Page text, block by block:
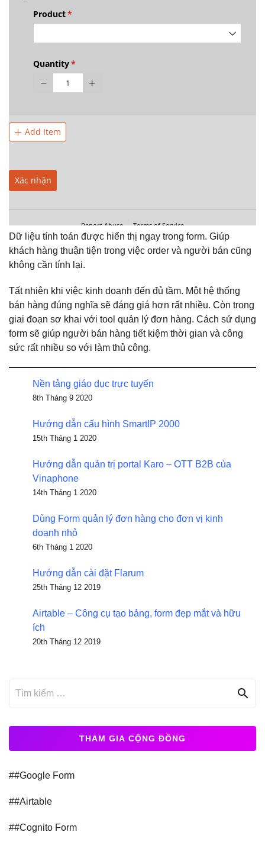
Dữ liệu tính toán được hiển thị ngay trong form. Giúp
khách hàng thuận tiện trong việc order và người bán cũng
không cần tính lại.
Tất nhiên khi việc kinh doanh đến đủ tầm. Một hệ thống
bán hàng đúng nghĩa sẽ đáng giá hơn rất nhiều. Còn trong
giai đoạn sơ khai với tool quản lý đơn hàng. Cách sử dụng
form sẽ giúp người bán hàng tiết kiệm thời gian và công
sức rất nhiều so với làm thủ công.
Nền tảng giáo dục trực tuyến
8th Tháng 9 2020
Hướng dẫn cấu hình SmartIP 2000
15th Tháng 1 2020
Hướng dẫn quản trị portal Karo – OTT B2B của
Vinaphone
14th Tháng 1 2020
Dùng Form quản lý đơn hàng cho đơn vị kinh
doanh nhỏ
6th Tháng 1 2020
Hướng dẫn cài đặt Flarum
25th Tháng 12 2019
Airtable – Công cụ tạo bảng, form đẹp mắt và hữu
ích
20th Tháng 12 2019
search
THAM GIA CỘNG ĐỒNG
##Google Form
##Airtable
##Cognito Form